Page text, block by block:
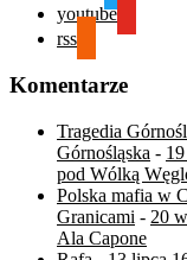
youtube
rss
Komentarze
Tragedia
Górnośląska -
pod Wólką
Polska mafia w
Granicami - 20
Ala Capone